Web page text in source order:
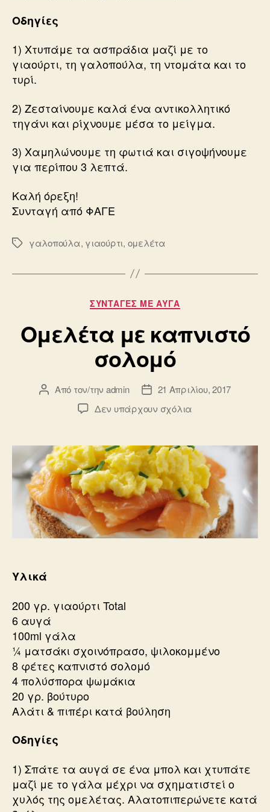
Οδηγίες
1) Χτυπάμε τα ασπράδια μαζί με το
γιαούρτι, τη γαλοπούλα, τη ντομάτα και το
τυρί.
2) Ζεσταίνουμε καλά ένα αντικολλητικό
τηγάνι και ρίχνουμε μέσα το μείγμα.
3) Χαμηλώνουμε τη φωτιά και σιγοψήνουμε
για περίπου 3 λεπτά.
Καλή όρεξη!
Συνταγή από ΦΑΓΕ
Ετικέτεςγαλοπούλα, γιαούρτι, ομελέτα
Κατηγορίες
ΣΥΝΤΑΓΈΣ ΜΕ ΑΥΓΆ
Ομελέτα με καπνιστό
σολομό
Συντάκτης
Από τον/την admin
Ημ.
δημοσίευσης
21 Απριλίου, 2017
Δεν υπάρχουν σχόλια
καπνιστό
σολομό
Υλικά
200 γρ. γιαούρτι Total
6 αυγά
100ml γάλα
¼ ματσάκι σχοινόπρασο, ψιλοκομμένο
8 φέτες καπνιστό σολομό
4 πολύσπορα ψωμάκια
20 γρ. βούτυρο
Αλάτι & πιπέρι κατά βούληση
Οδηγίες
1) Σπάτε τα αυγά σε ένα μπολ και χτυπάτε
μαζί με το γάλα μέχρι να σχηματιστεί ο
χυλός της ομελέτας. Αλατοπιπερώνετε κατά